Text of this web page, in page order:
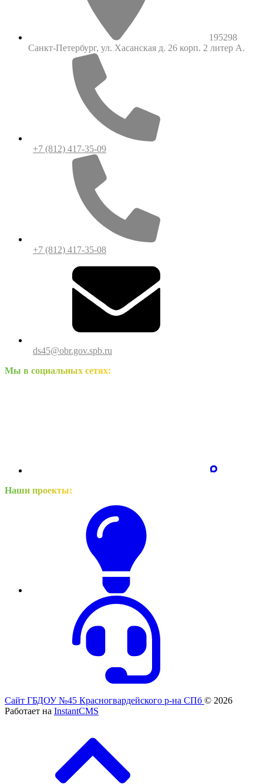
195298
Санкт-Петербург, ул. Хасанская д. 26 корп. 2 литер А.
+7 (812) 417-35-09
+7 (812) 417-35-08
ds45@obr.gov.spb.ru
Мы в социальных сетях:
Наши проекты:
Сайт ГБДОУ №45 Красногвардейского р-на СПб © 2026
Работает на InstantCMS